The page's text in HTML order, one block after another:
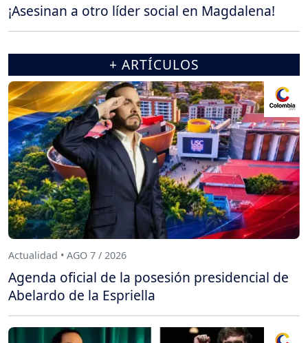
¡Asesinan a otro líder social en Magdalena!
+ ARTÍCULOS
Actualidad • AGO 7 / 2026
Agenda oficial de la posesión presidencial de
Abelardo de la Espriella